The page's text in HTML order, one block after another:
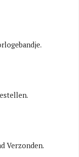
Verzonden.